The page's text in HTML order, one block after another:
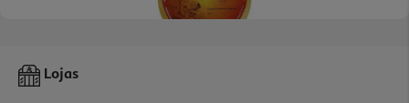
Queijo Almeida Mistura Curado Kg
Lojas